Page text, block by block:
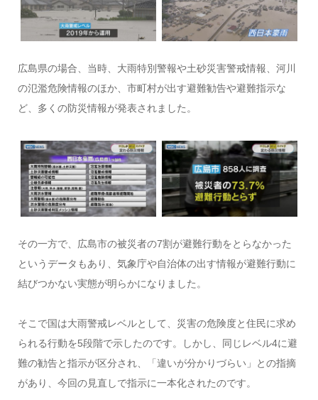
広島県の場合、当時、大雨特別警報や土砂災害警戒情報、河川
の氾濫危険情報のほか、市町村が出す避難勧告や避難指示な
ど、多くの防災情報が発表されました。
その一方で、広島市の被災者の7割が避難行動をとらなかった
というデータもあり、気象庁や自治体の出す情報が避難行動に
結びつかない実態が明らかになりました。
そこで国は大雨警戒レベルとして、災害の危険度と住民に求め
られる行動を5段階で示したのです。しかし、同じレベル4に避
難の勧告と指示が区分され、「違いが分かりづらい」との指摘
があり、今回の見直しで指示に一本化されたのです。